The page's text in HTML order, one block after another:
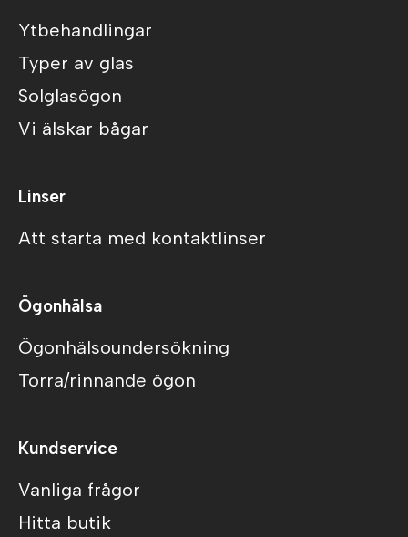
Ytbehandlingar
Typer av glas
Solglasögon
Vi älskar bågar
Linser
Att starta med kontaktlinser
Ögonhälsa
Ögonhälsoundersökning
Torra/rinnande ögon
Kundservice
Vanliga frågor
Hitta butik